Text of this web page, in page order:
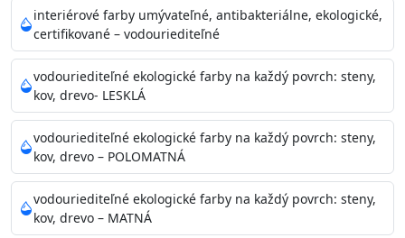
znižuje (o 99,9%) množstvo baktérií na povrchu náteru.
Preto jevhodná na nátery priestor s
vysokými nárokmi na hygienickú čistotu ako sú
nemocnice, pôrodnice, operačné
sály, potravinárske priestory, detské izby, školy,
škôlky, telocvične, a samozrejme je
vhodná aj do bežných priestorov. Je plne umývateľná
(trieda 2 podľa EN 13300) pri
zachovaní priedušnosti vodných pár z natretých
povrchov. Má vynikajúcu kryciu schopnosť,
vysokú výdatnosť a výborný rozliv. Je možné ju tónovať v
interiérové farby umývateľné, antibakteriálne, ekologické,
certifikované – vodouriediteľné
vodouriediteľné ekologické farby na každý povrch: steny,
kov, drevo- LESKLÁ
vodouriediteľné ekologické farby na každý povrch: steny,
kov, drevo – POLOMATNÁ
vodouriediteľné ekologické farby na každý povrch: steny,
kov, drevo – MATNÁ